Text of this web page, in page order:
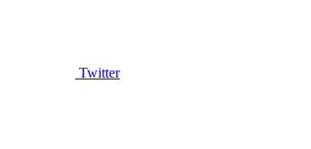
Twitter